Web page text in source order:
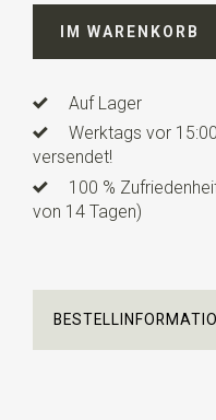
IM WARENKORB
Auf Lager
Werktags vor
versendet!
100 %
von 14 Tagen)